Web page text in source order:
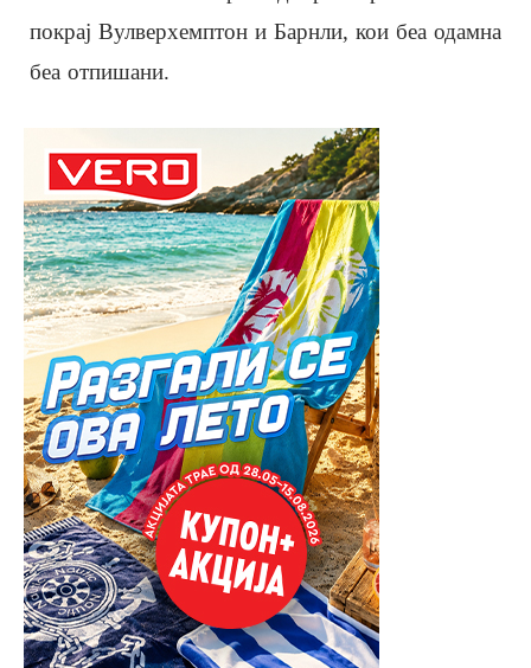
покрај Вулверхемптон и Барнли, кои беа одамна
беа отпишани.